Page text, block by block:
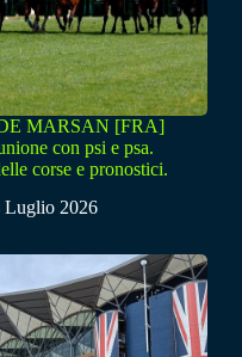
MARSAN [FRA]
con psi e psa.
corse e pronostici.
Luglio 2026